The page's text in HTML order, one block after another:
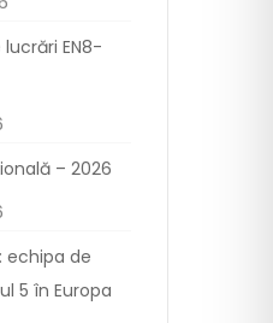
EN8-
– 2026
echipa de
5 în Europa